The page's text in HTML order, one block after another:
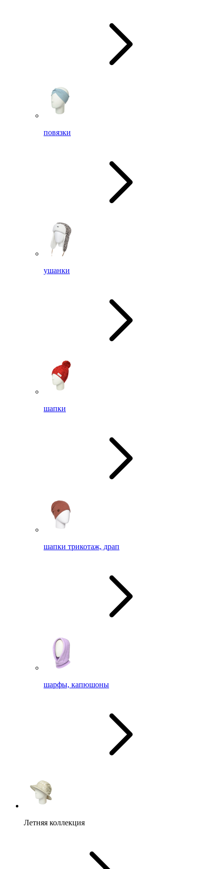
повязки
ушанки
шапки
шапки трикотаж, драп
шарфы, капюшоны
Летняя коллекция